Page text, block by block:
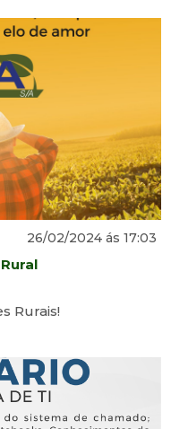
26/02/2024 ás 17:03
Rurais!